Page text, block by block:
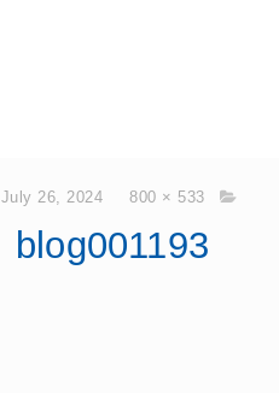
July 26, 2024 800 × 533
blog001193